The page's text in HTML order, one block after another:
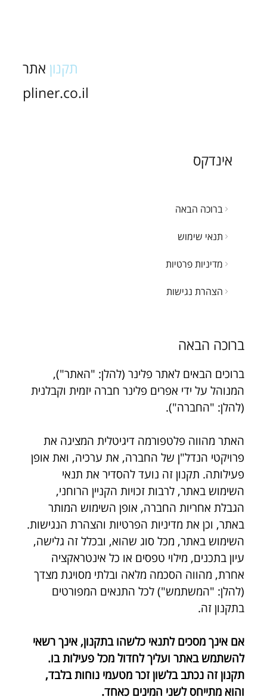
ברוכה הבאה
תנאי שימוש
מדיניות פרטיות
הצהרת נגישות
אינדקס
ברוכים הבאים לאתר פלינר (להלן: "האתר"),
המנוהל על ידי אפרים פלינר חברה יזמית וקבלנית
(להלן: "החברה").
האתר מהווה פלטפורמה דיגיטלית המציגה את
פרויקטי הנדל"ן של החברה, את ערכיה, ואת אופן
פעילותה. תקנון זה נועד להסדיר את תנאי
השימוש באתר, לרבות זכויות הקניין הרוחני,
הגבלת אחריות החברה, אופן השימוש המותר
באתר, וכן את מדיניות הפרטיות והצהרת הנגישות.
השימוש באתר, מכל סוג שהוא, ובכלל זה גלישה,
עיון בתכנים, מילוי טפסים או כל אינטראקציה
אחרת, מהווה הסכמה מלאה ובלתי מסויגת מצדך
(להלן: "המשתמש") לכל התנאים המפורטים
בתקנון זה.
אם אינך מסכים לתנאי כלשהו בתקנון, אינך רשאי
להשתמש באתר ועליך לחדול מכל פעילות בו.
תקנון זה נכתב בלשון זכר מטעמי נוחות בלבד,
והוא מתייחס לשני המינים כאחד.
ברוכה הבאה
תקנון אתר
pliner.co.il